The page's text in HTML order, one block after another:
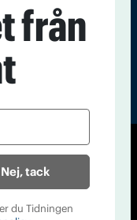
från
Nej, tack
du Tidningen